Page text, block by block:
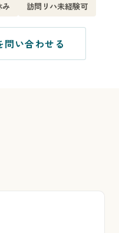
み 訪問リハ未経験可
問い合わせる